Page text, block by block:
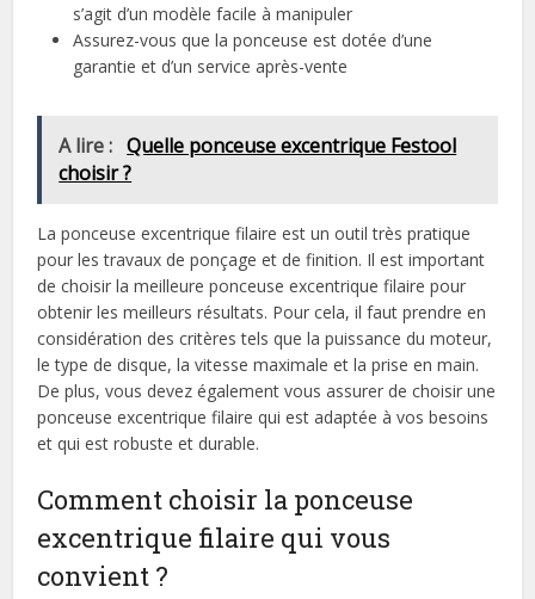
s’agit d’un modèle facile à manipuler
Assurez-vous que la ponceuse est dotée d’une
garantie et d’un service après-vente
A lire : Quelle ponceuse excentrique Festool
choisir ?
La ponceuse excentrique filaire est un outil très pratique
pour les travaux de ponçage et de finition. Il est important
de choisir la meilleure ponceuse excentrique filaire pour
obtenir les meilleurs résultats. Pour cela, il faut prendre en
considération des critères tels que la puissance du moteur,
le type de disque, la vitesse maximale et la prise en main.
De plus, vous devez également vous assurer de choisir une
ponceuse excentrique filaire qui est adaptée à vos besoins
et qui est robuste et durable.
Comment choisir la ponceuse
excentrique filaire qui vous
convient ?